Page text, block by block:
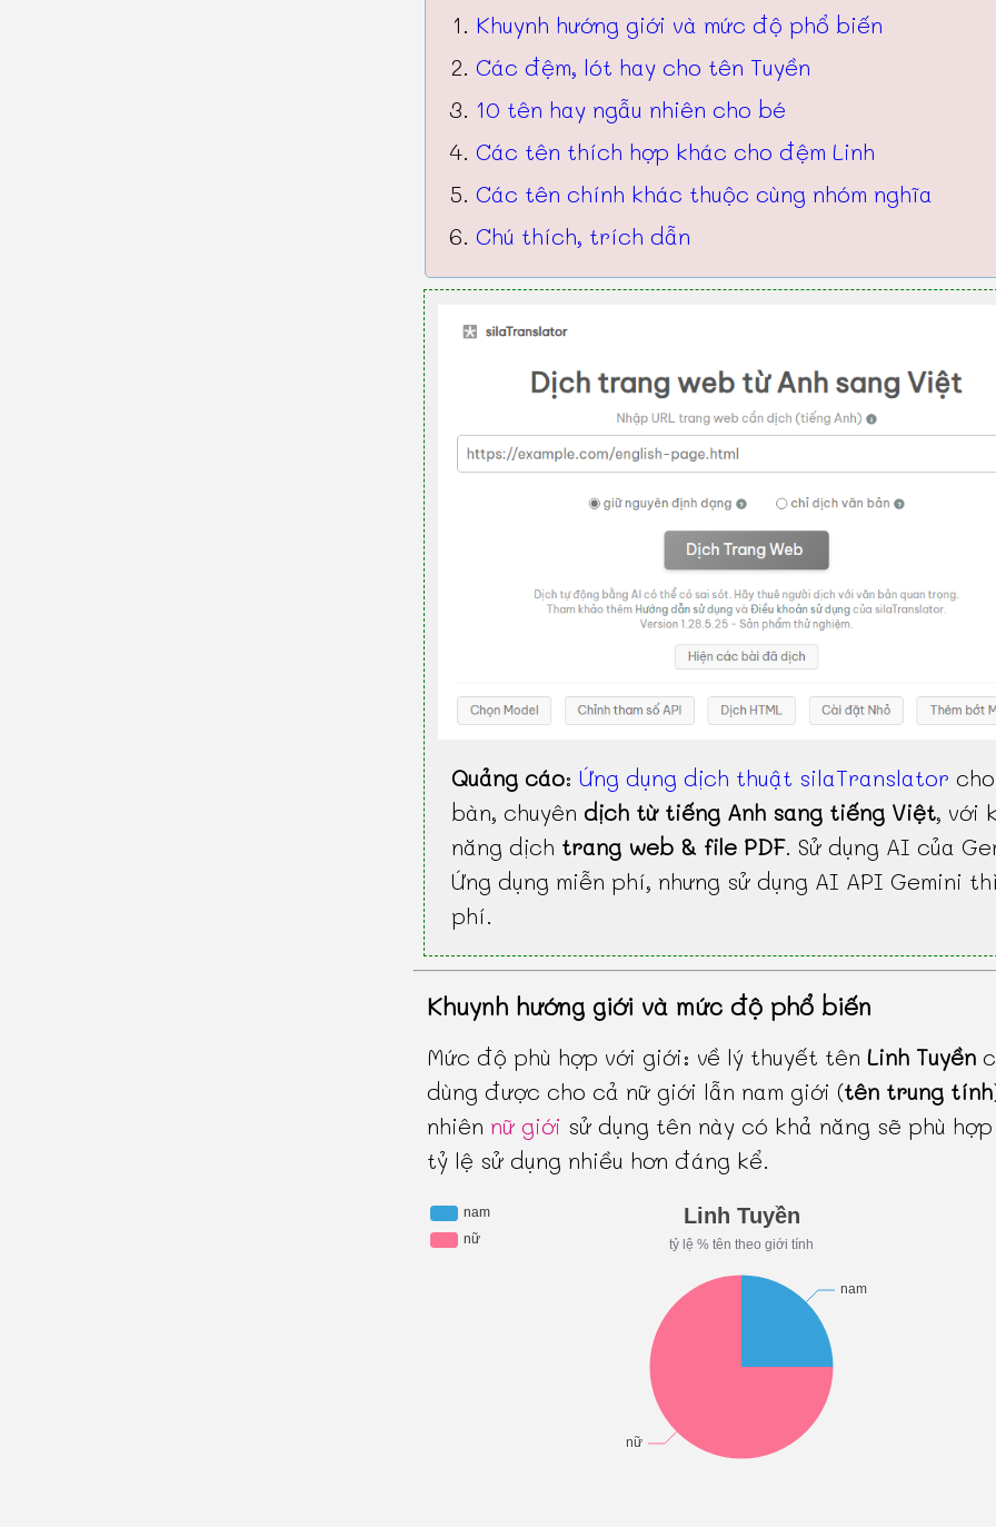
Khuynh hướng giới và mức độ phổ biến
Các đệm, lót hay cho tên Tuyền
10 tên hay ngẫu nhiên cho bé
Các tên thích hợp khác cho đệm Linh
Các tên chính khác thuộc cùng nhóm nghĩa
Chú thích, trích dẫn
Quảng cáo: Ứng dụng dịch thuật silaTranslator
bàn, chuyên dịch từ tiếng Anh sang tiếng Việt, với
năng dịch trang web & file PDF. Sử dụng AI của
Ứng dụng miễn phí, nhưng sử dụng AI API Gemini
phí.
Khuynh hướng giới và mức độ phổ biến
Mức độ phù hợp với giới: về lý thuyết tên Linh Tuyền
dùng được cho cả nữ giới lẫn nam giới (tên trung tính
nhiên nữ giới sử dụng tên này có khả năng sẽ phù
tỷ lệ sử dụng nhiều hơn đáng kể.